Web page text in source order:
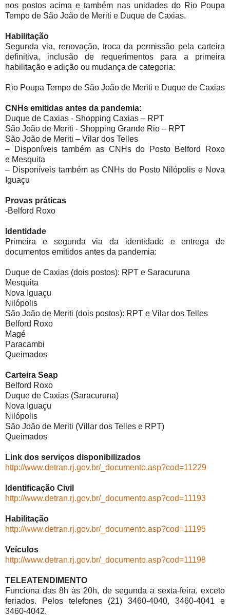
nos postos acima e também nas unidades do Rio Poupa
Tempo de São João de Meriti e Duque de Caxias.
Habilitação
Segunda via, renovação, troca da permissão pela carteira
definitiva, inclusão de requerimentos para a primeira
habilitação e adição ou mudança de categoria:
Rio Poupa Tempo de São João de Meriti e Duque de Caxias
CNHs emitidas antes da pandemia:
Duque de Caxias - Shopping Caxias – RPT
São João de Meriti - Shopping Grande Rio – RPT
São João de Meriti – Vilar dos Telles
– Disponíveis também as CNHs do Posto Belford Roxo
e Mesquita
– Disponíveis também as CNHs do Posto Nilópolis e Nova
Iguaçu
Provas práticas
-Belford Roxo
Identidade
Primeira e segunda via da identidade e entrega de
documentos emitidos antes da pandemia:
Duque de Caxias (dois postos): RPT e Saracuruna
Mesquita
Nova Iguaçu
Nilópolis
São João de Meriti (dois postos): RPT e Vilar dos Telles
Belford Roxo
Magé
Paracambi
Queimados
Carteira Seap
Belford Roxo
Duque de Caxias (Saracuruna)
Nova Iguaçu
Nilópolis
São João de Meriti (Villar dos Telles e RPT)
Queimados
Link dos serviços disponibilizados
http://www.detran.rj.gov.br/_documento.asp?cod=11229
Identificação Civil
http://www.detran.rj.gov.br/_documento.asp?cod=11193
Habilitação
http://www.detran.rj.gov.br/_documento.asp?cod=11195
Veículos
http://www.detran.rj.gov.br/_documento.asp?cod=11198
TELEATENDIMENTO
Funciona das 8h às 20h, de segunda a sexta-feira, exceto
feriados. Pelos telefones (21) 3460-4040, 3460-4041 e
3460-4042.